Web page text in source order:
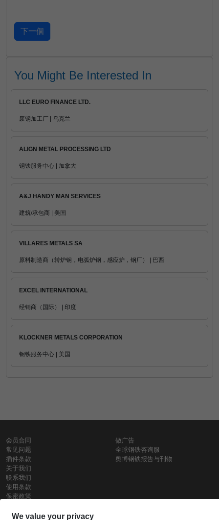
You Might Be Interested In
LLC EURO FINANCE LTD.
废钢加工厂 | 乌克兰
ALIGN METAL PROCESSING LTD
钢铁服务中心 | 加拿大
A&J HANDY MAN SERVICES
建筑/承包商 | 美国
VILLARES METALS SA
原料制造商（转炉钢，电弧炉钢，感应炉，钢厂） | 巴西
EXCEL INTERNATIONAL
经销商（国际） | 印度
KLOCKNER METALS CORPORATION
钢铁服务中心 | 美国
会员合同
常见问题
插件条款
关于我们
联系我们
使用条款
保密政策
做广告
全球钢铁咨询服
奥博钢铁报告与刊物